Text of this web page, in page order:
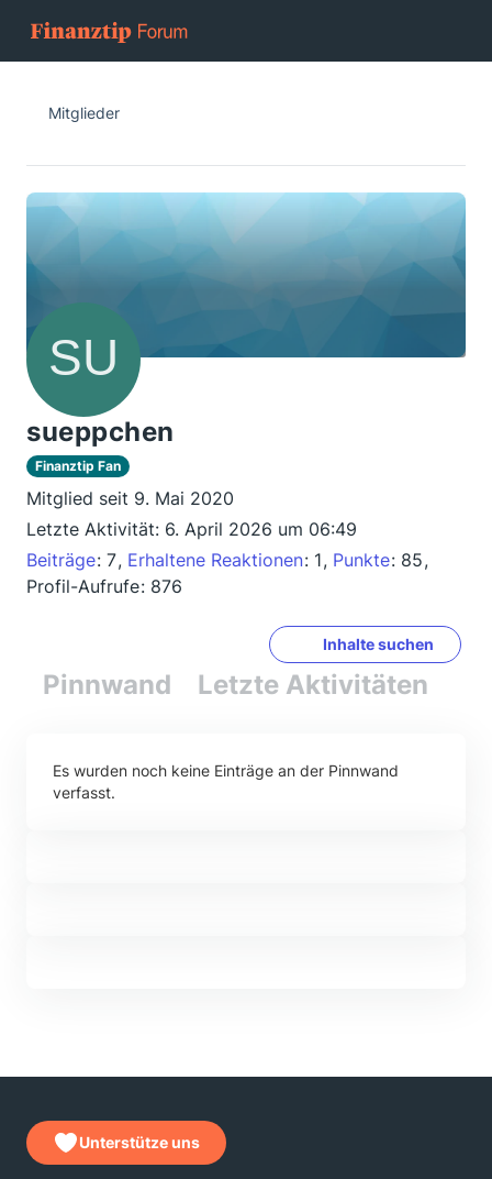
Mitglieder
sueppchen
Finanztip Fan
Mitglied seit 9. Mai 2020
Letzte Aktivität: 6. April 2026 um 06:49
Beiträge 7 Erhaltene Reaktionen 1 Punkte 85
Profil-Aufrufe 876
Inhalte suchen
Pinnwand Letzte Aktivitäten
Es wurden noch keine Einträge an der Pinnwand
verfasst.
Unterstütze uns